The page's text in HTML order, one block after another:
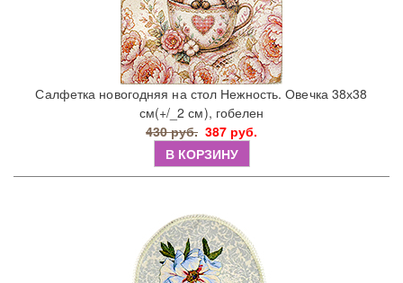
Салфетка новогодняя на стол Нежность. Овечка 38х38
см(+/_2 см), гобелен
430 руб. 387 руб.
В КОРЗИНУ